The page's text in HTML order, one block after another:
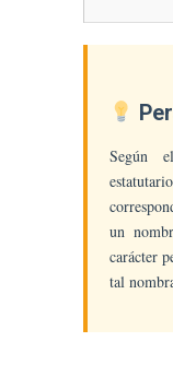
Según
un
carácter
tal